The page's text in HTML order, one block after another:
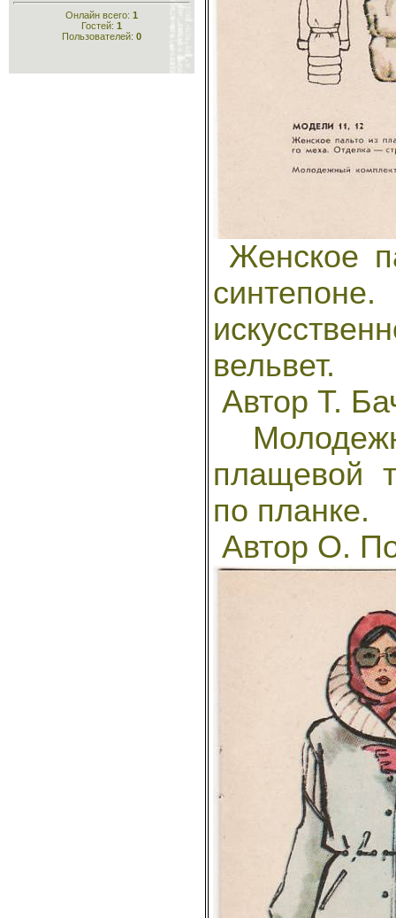
Онлайн всего: 1
Гостей: 1
Пользователей: 0
Женское
вельвет.
Автор Т.
плащевой
по планке.
Автор О.